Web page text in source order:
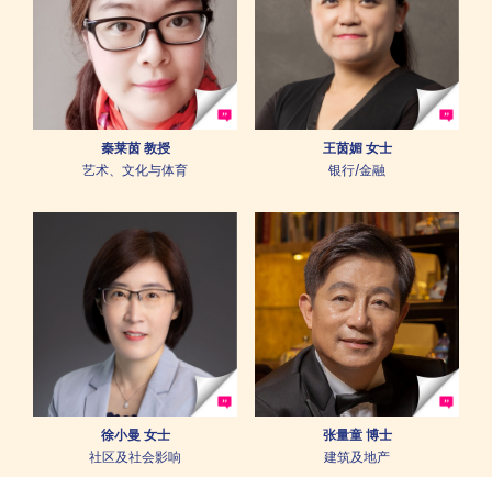
秦莱茵 教授
艺术、文化与体育
王茵媚 女士
银行/金融
徐小曼 女士
社区及社会影响
张量童 博士
建筑及地产